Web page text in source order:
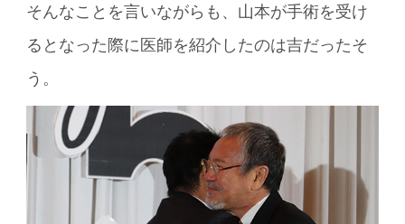
そんなことを言いながらも、山本が手術を受け
るとなった際に医師を紹介したのは吉だったそ
う。